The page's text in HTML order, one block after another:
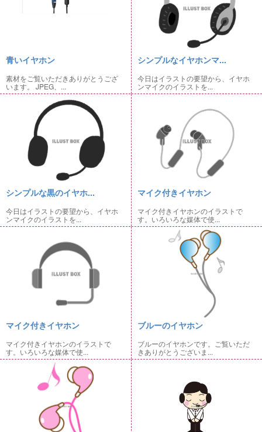
青いイヤホン
素材をご覧いただきありがとうござ
います。 JPEG、...
シンプルなイヤホンマ...
今日はイラストの要望から、イヤホ
ンマイクのイラストを...
シンプルな黒のイヤホ...
今日はイラストの要望から、イヤホ
ンマイクのイラストを...
マイク付きイヤホン
マイク付きイヤホンのイラストで
す。いろいろな媒体で使...
マイク付きイヤホン
マイク付きイヤホンのイラストで
す。いろいろな媒体で使...
ブルーのイヤホン
ブルーのイヤホンです。ご覧いただ
きありがとうございま...